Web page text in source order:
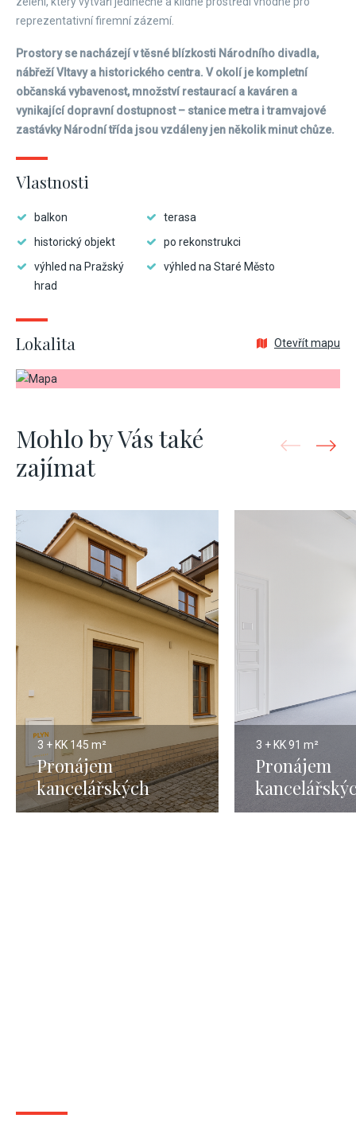
reprezentativní firemní zázemí.
Prostory se nacházejí v těsné blízkosti Národního divadla,
nábřeží Vltavy a historického centra. V okolí je kompletní
občanská vybavenost, množství restaurací a kaváren a
vynikající dopravní dostupnost – stanice metra i tramvajové
zastávky Národní třída jsou vzdáleny jen několik minut chůze.
Vlastnosti
balkon
terasa
historický objekt
po rekonstrukci
výhled na Pražský
hrad
výhled na Staré Město
Lokalita Otevřít mapu
Mohlo by Vás také
zajímat
3 + KK145 m²
Pronájem
kancelářských
prostor Nové Město,
3 + KK91 m²
Pronájem
prostor